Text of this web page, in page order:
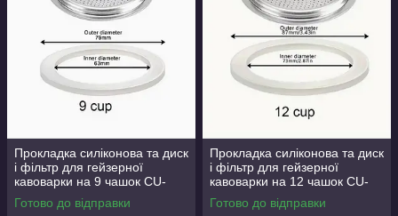
Прокладка силіконова та диск
і фільтр для гейзерної
кавоварки на 9 чашок CU-
9CUP
Готово до відправки
Прокладка силіконова та диск
і фільтр для гейзерної
кавоварки на 12 чашок CU-
12CUP
Готово до відправки